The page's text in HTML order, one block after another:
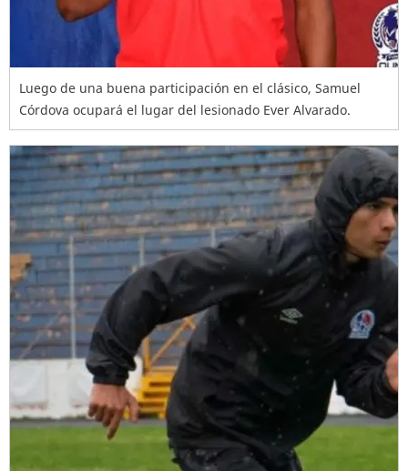
Luego de una buena participación en el clásico, Samuel
Córdova ocupará el lugar del lesionado Ever Alvarado.